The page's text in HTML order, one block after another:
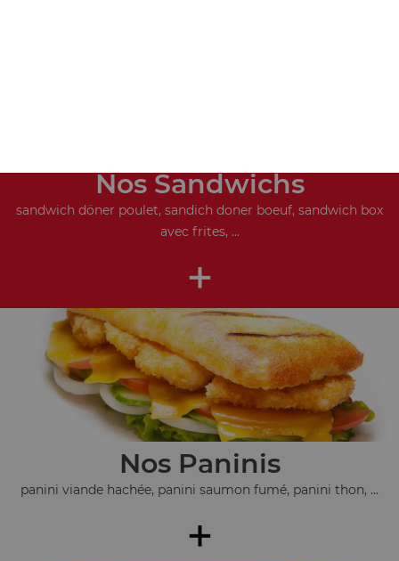
Nos Sandwichs
sandwich döner poulet, sandich doner boeuf, sandwich box
avec frites, ...
+
Nos Paninis
panini viande hachée, panini saumon fumé, panini thon, ...
+